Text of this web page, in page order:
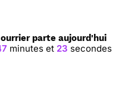
parte aujourd'hui
minutes et 22 secondes